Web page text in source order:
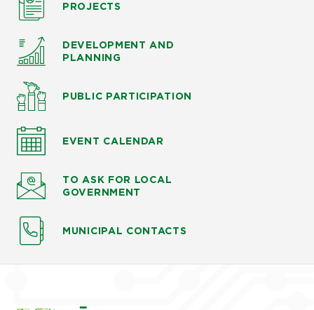
PROJECTS
DEVELOPMENT AND
PLANNING
PUBLIC PARTICIPATION
EVENT CALENDAR
TO ASK FOR LOCAL
GOVERNMENT
MUNICIPAL CONTACTS